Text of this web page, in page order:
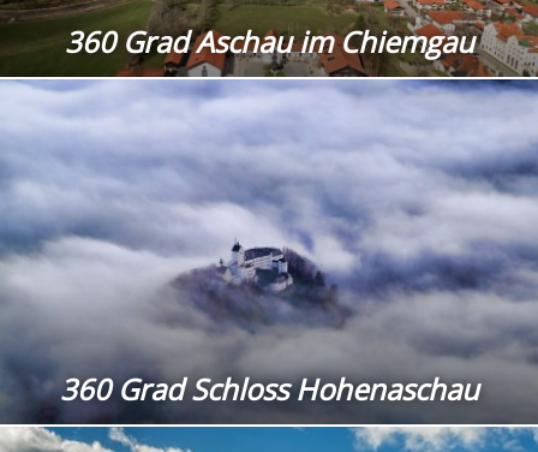
360 Grad Aschau im Chiemgau
360 Grad Schloss Hohenaschau